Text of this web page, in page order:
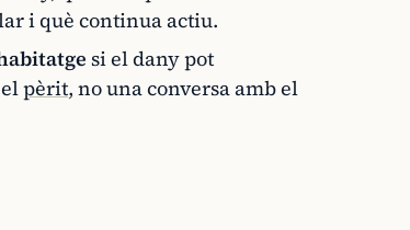
i què continua actiu.
si el dany pot
pèrit, no una conversa amb el